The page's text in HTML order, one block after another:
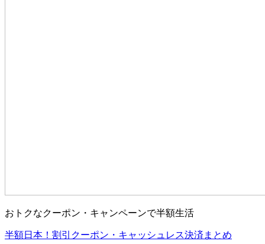
おトクなクーポン・キャンペーンで半額生活
半額日本！割引クーポン・キャッシュレス決済まとめ